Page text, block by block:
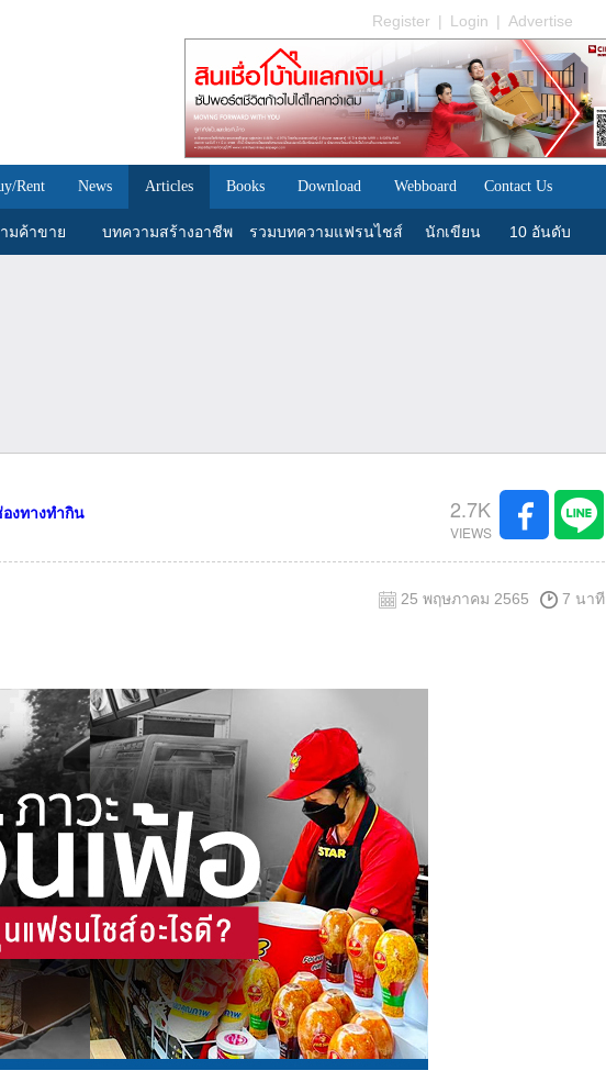
Register | Login | Advertise
Rent News Articles Books Download Webboard Contact Us
มค้าขาย บทความสร้างอาชีพ รวมบทความแฟรนไชส์ นักเขียน 10 อันดับ
งทางทำกิน 2.7K
7 นาที
25 พฤษภาคม 2565